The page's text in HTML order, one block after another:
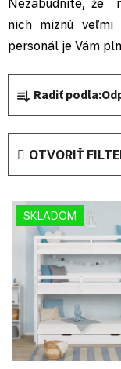
nich miznú
personál je Vám
Radiť podľa:
OTVORIŤ
Výpis
SKLADOM